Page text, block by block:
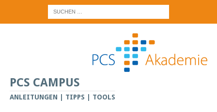
PCS CAMPUS
ANLEITUNGEN | TIPPS | TOOLS